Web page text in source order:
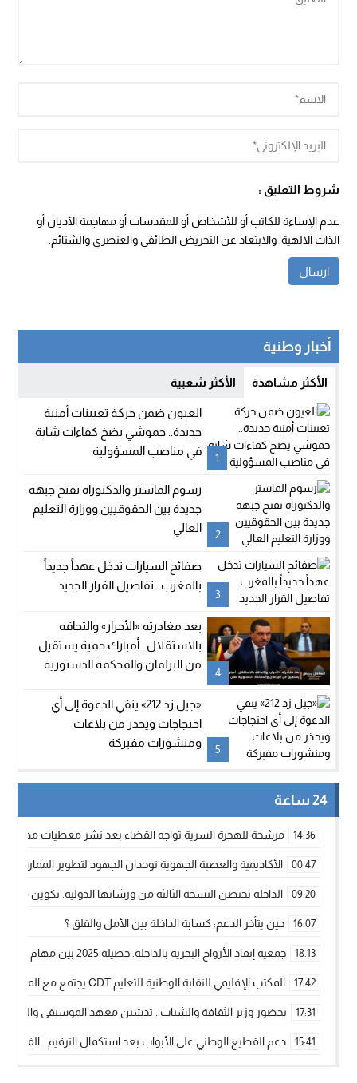
شروط التعليق :
عدم الإساءة للكاتب أو للأشخاص أو للمقدسات أو مهاجمة الأديان أو
الذات الالهية. والابتعاد عن التحريض الطائفي والعنصري والشتائم.
أخبار وطنية
الأكثر مشاهدة الأكثر شعبية
1
العيون ضمن حركة تعيينات أمنية
جديدة.. حموشي يضخ كفاءات شابة
في مناصب المسؤولية
2
رسوم الماستر والدكتوراه تفتح جبهة
جديدة بين الحقوقيين ووزارة التعليم
العالي
3
صفائح السيارات تدخل عهداً جديداً
بالمغرب.. تفاصيل القرار الجديد
4
بعد مغادرته «الأحرار» والتحاقه
بالاستقلال.. أمبارك حمية يستقيل
من البرلمان والمحكمة الدستورية
5
«جيل زد 212» ينفي الدعوة إلى أي
احتجاجات ويحذر من بلاغات
ومنشورات مفبركة
24 ساعة
14:36 مرشحة للهجرة السرية تواجه القضاء بعد نشر معطيات مضللة
00:47 الأكاديمية والعصبة الجهوية توحدان الجهود لتطوير الممارسة
09:20 الداخلة تحتضن النسخة الثالثة من ورشاتها الدولية: تكوين
16:07 حين يتأخر الدعم: كسابة الداخلة بين الأمل والقلق ؟
18:13 جمعية إنقاذ الأرواح البحرية بالداخلة: حصيلة 2025 بين مهام الإنقاذ ومشروع “دار البحار”
17:42 المكتب الإقليمي للنقابة الوطنية للتعليم CDT يجتمع مع المدير الإقليمي لمناقشة ملفات جوهرية لنساء ورجال التعليم
17:31 بحضور وزير الثقافة والشباب.. تدشين معهد الموسيقى والفنون
15:41 دعم القطيع الوطني على الأبواب بعد استكمال الترقيم…